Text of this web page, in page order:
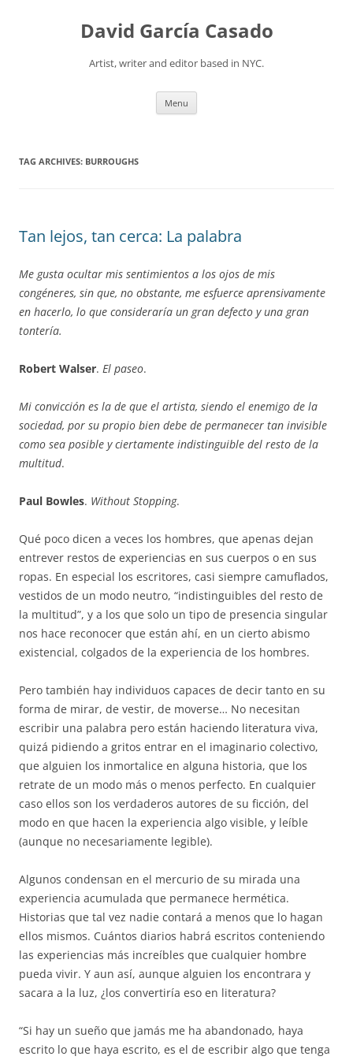
David García Casado
Artist, writer and editor based in NYC.
Menu
TAG ARCHIVES: BURROUGHS
Tan lejos, tan cerca: La palabra
Me gusta ocultar mis sentimientos a los ojos de mis
congéneres, sin que, no obstante, me esfuerce aprensivamente
en hacerlo, lo que consideraría un gran defecto y una gran
tontería.
Robert Walser. El paseo.
Mi convicción es la de que el artista, siendo el enemigo de la
sociedad, por su propio bien debe de permanecer tan invisible
como sea posible y ciertamente indistinguible del resto de la
multitud.
Paul Bowles. Without Stopping.
Qué poco dicen a veces los hombres, que apenas dejan
entrever restos de experiencias en sus cuerpos o en sus
ropas. En especial los escritores, casi siempre camuflados,
vestidos de un modo neutro, “indistinguibles del resto de
la multitud”, y a los que solo un tipo de presencia singular
nos hace reconocer que están ahí, en un cierto abismo
existencial, colgados de la experiencia de los hombres.
Pero también hay individuos capaces de decir tanto en su
forma de mirar, de vestir, de moverse… No necesitan
escribir una palabra pero están haciendo literatura viva,
quizá pidiendo a gritos entrar en el imaginario colectivo,
que alguien los inmortalice en alguna historia, que los
retrate de un modo más o menos perfecto. En cualquier
caso ellos son los verdaderos autores de su ficción, del
modo en que hacen la experiencia algo visible, y leíble
(aunque no necesariamente legible).
Algunos condensan en el mercurio de su mirada una
experiencia acumulada que permanece hermética.
Historias que tal vez nadie contará a menos que lo hagan
ellos mismos. Cuántos diarios habrá escritos conteniendo
las experiencias más increíbles que cualquier hombre
pueda vivir. Y aun así, aunque alguien los encontrara y
sacara a la luz, ¿los convertiría eso en literatura?
“Si hay un sueño que jamás me ha abandonado, haya
escrito lo que haya escrito, es el de escribir algo que tenga